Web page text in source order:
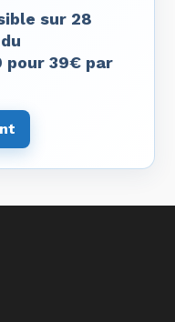
sur 28
pour 39€ par